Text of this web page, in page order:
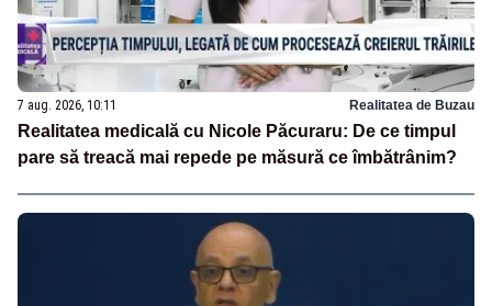
7 aug. 2026, 10:11 Realitatea de Buzau
Realitatea medicală cu Nicole Păcuraru: De ce timpul
pare să treacă mai repede pe măsură ce îmbătrânim?